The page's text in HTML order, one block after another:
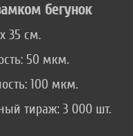
бегунок
35 см.
50 мкм.
100 мкм.
тираж: 3 000 шт.